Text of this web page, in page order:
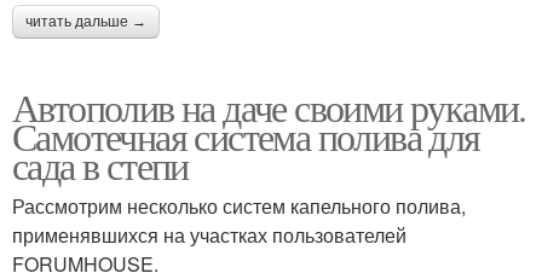
читать дальше →
Автополив на даче своими руками.
Самотечная система полива для
сада в степи
Рассмотрим несколько систем капельного полива,
применявшихся на участках пользователей
FORUMHOUSE.